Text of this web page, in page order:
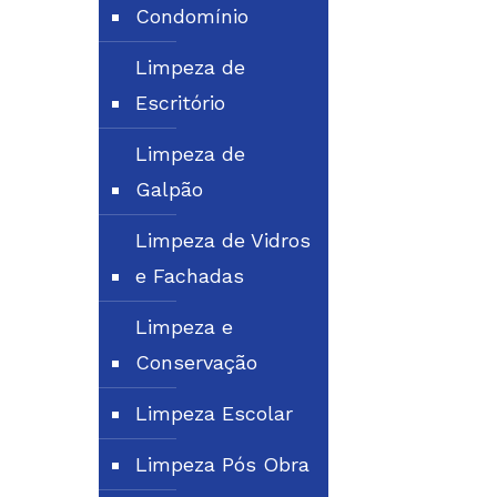
Condomínio
Limpeza de
Escritório
Limpeza de
Galpão
Limpeza de Vidros
e Fachadas
Limpeza e
Conservação
Limpeza Escolar
Limpeza Pós Obra